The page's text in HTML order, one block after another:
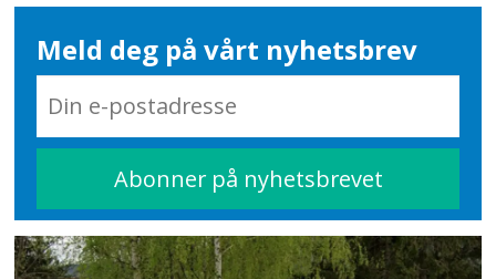
Meld deg på vårt nyhetsbrev